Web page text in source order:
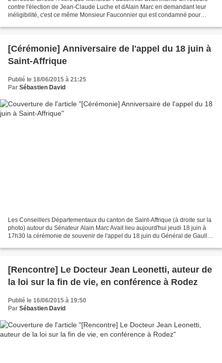
contre l'élection de Jean-Claude Luche et dAlain Marc en demandant leur
inéligibilité, c'est ce même Monsieur Fauconnier qui est condamné pour
[Cérémonie] Anniversaire de l'appel du 18 juin à
Saint-Affrique
Publié le 18/06/2015 à 21:25
Par Sébastien David
Les Conseillers Départementaux du canton de Saint-Affrique (à droite sur la
photo) autour du Sénateur Alain Marc Avait lieu aujourd'hui jeudi 18 juin à
17h30 la cérémonie de souvenir de l'appel du 18 juin du Général de Gaulle,
[Rencontre] Le Docteur Jean Leonetti, auteur de
la loi sur la fin de vie, en conférence à Rodez
Publié le 16/06/2015 à 19:50
Par Sébastien David